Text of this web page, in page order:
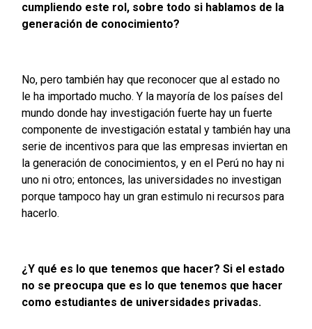
cumpliendo este rol, sobre todo si hablamos de la
generación de conocimiento?
No, pero también hay que reconocer que al estado no
le ha importado mucho. Y la mayoría de los países del
mundo donde hay investigación fuerte hay un fuerte
componente de investigación estatal y también hay una
serie de incentivos para que las empresas inviertan en
la generación de conocimientos, y en el Perú no hay ni
uno ni otro; entonces, las universidades no investigan
porque tampoco hay un gran estimulo ni recursos para
hacerlo.
¿Y qué es lo que tenemos que hacer? Si el estado
no se preocupa que es lo que tenemos que hacer
como estudiantes de universidades privadas.